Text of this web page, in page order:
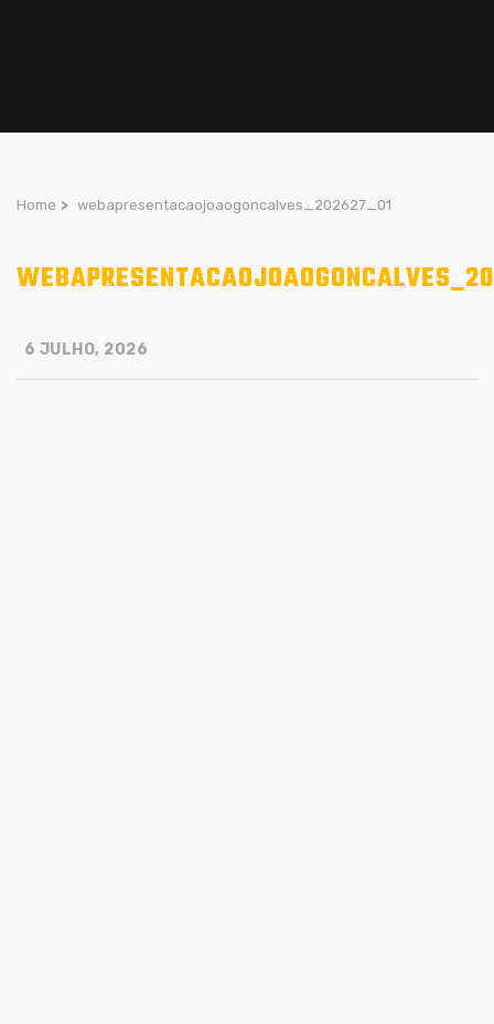
Home > webapresentacaojoaogoncalves_202627_01
6 JULHO, 2026